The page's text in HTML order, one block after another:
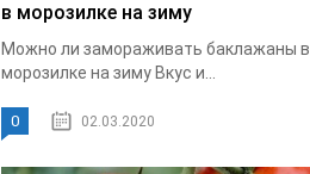
в морозилке на зиму
Можно ли замораживать баклажаны в
морозилке на зиму Вкус и...
0 02.03.2020